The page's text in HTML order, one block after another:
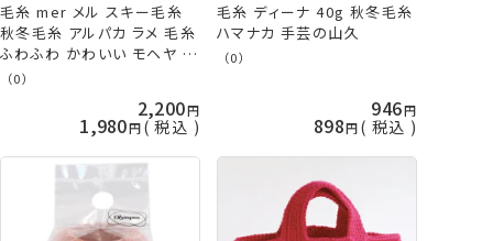
毛糸 mer メル スキー毛糸
秋冬毛糸 アルパカ ラメ 毛糸
ふわふわ かわいい モヘヤ モ
ヘア くすみカラー 元廣
（0）
2,200
1,980 税込
毛糸 ディーナ 40g 秋冬毛糸
ハマナカ 手芸の山久
（0）
946
898 税込